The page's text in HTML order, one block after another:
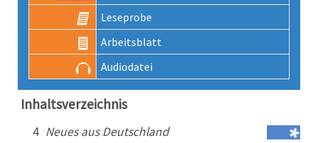
Lese­probe
Arbeits­blatt
Audio­datei
Inhaltsverzeichnis
4 Neues aus Deutschland